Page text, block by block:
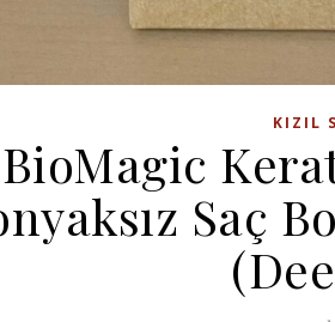
KIZIL
BioMagic
Saç